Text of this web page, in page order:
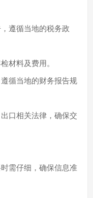
遵循当地的税务政
材料及费用。
循当地的财务报告规
口相关法律，确保交
需仔细，确保信息准